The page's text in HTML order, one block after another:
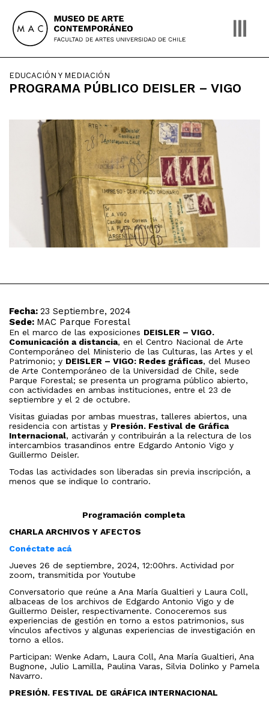
content
EDUCACIÓN Y MEDIACIÓN
PROGRAMA PÚBLICO DEISLER – VIGO
Fecha: 23 Septiembre, 2024
Sede: MAC Parque Forestal
En el marco de las exposiciones DEISLER – VIGO.
Comunicación a distancia, en el Centro Nacional de Arte
Contemporáneo del Ministerio de las Culturas, las Artes y el
Patrimonio; y DEISLER – VIGO: Redes gráficas, del Museo
de Arte Contemporáneo de la Universidad de Chile, sede
Parque Forestal; se presenta un programa público abierto,
con actividades en ambas instituciones, entre el 23 de
septiembre y el 2 de octubre.
Visitas guiadas por ambas muestras, talleres abiertos, una
residencia con artistas y Presión. Festival de Gráfica
Internacional, activarán y contribuirán a la relectura de los
intercambios trasandinos entre Edgardo Antonio Vigo y
Guillermo Deisler.
Todas las actividades son liberadas sin previa inscripción, a
menos que se indique lo contrario.
Programación completa
CHARLA ARCHIVOS Y AFECTOS
Conéctate acá
Jueves 26 de septiembre, 2024, 12:00hrs. Actividad por
zoom, transmitida por Youtube
Conversatorio que reúne a Ana María Gualtieri y Laura Coll,
albaceas de los archivos de Edgardo Antonio Vigo y de
Guillermo Deisler, respectivamente. Conoceremos sus
experiencias de gestión en torno a estos patrimonios, sus
vínculos afectivos y algunas experiencias de investigación en
torno a ellos.
Participan: Wenke Adam, Laura Coll, Ana María Gualtieri, Ana
Bugnone, Julio Lamilla, Paulina Varas, Silvia Dolinko y Pamela
Navarro.
PRESIÓN. FESTIVAL DE GRÁFICA INTERNACIONAL